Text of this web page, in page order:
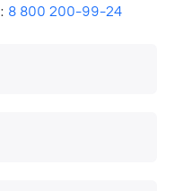
8 800 200-99-24